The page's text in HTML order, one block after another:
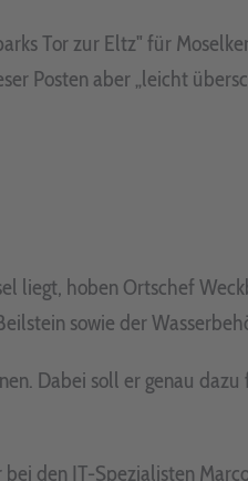
Tor zur Eltz" für
Posten aber „leicht
liegt, hoben Ortschef
sowie der
Dabei soll er genau
den IT-Spezialisten